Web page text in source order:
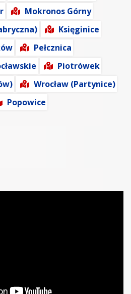
Mokronos Górny
Księginice
Pełcznica
Piotrówek
Wrocław (Partynice)
Popowice